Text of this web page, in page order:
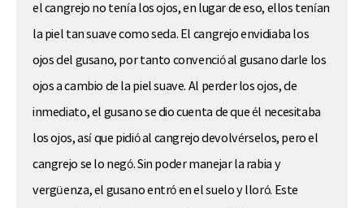
el cangrejo no tenía los ojos, en lugar de eso, ellos tenían
la piel tan suave como seda. El cangrejo envidiaba los
ojos del gusano, por tanto convenció al gusano darle los
ojos a cambio de la piel suave. Al perder los ojos, de
inmediato, el gusano se dio cuenta de que él necesitaba
los ojos, así que pidió al cangrejo devolvérselos, pero el
cangrejo se lo negó. Sin poder manejar la rabia y
vergüenza, el gusano entró en el suelo y lloró. Este